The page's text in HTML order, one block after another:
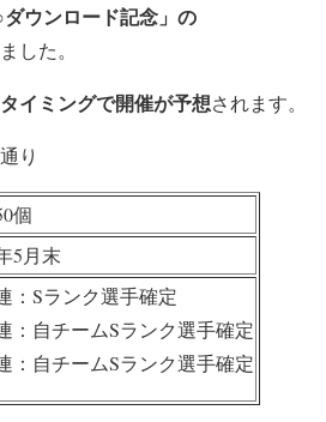
ダウンロード記念」の
した。
イミングで開催が予想されます。
り
個
5月末
：Sランク選手確定
：自チームSランク選手確定
：自チームSランク選手確定